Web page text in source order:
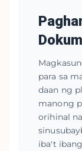
para sa
daan ng
manong
orihinal
iba't